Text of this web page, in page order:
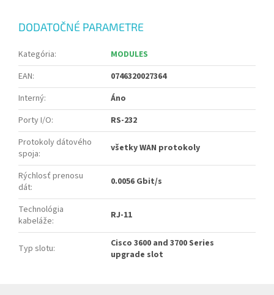
DODATOČNÉ PARAMETRE
Kategória:
MODULES
EAN:
0746320027364
Interný:
Áno
Porty I/O:
RS-232
Protokoly dátového
spoja: všetky WAN protokoly
Rýchlosť prenosu
dát: 0.0056 Gbit/s
Technológia
kabeláže: RJ-11
Typ slotu:
Cisco 3600 and 3700 Series
upgrade slot